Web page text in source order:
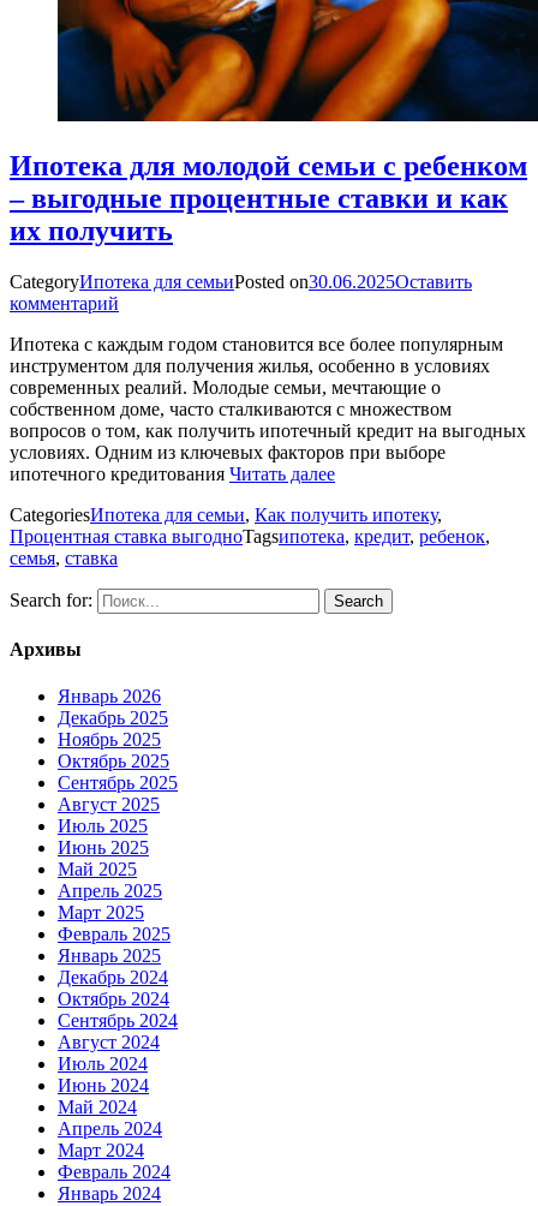
Ипотека для молодой семьи с ребенком
– выгодные процентные ставки и как
их получить
CategoryИпотека для семьиPosted on30.06.2025Оставить
комментарий
Ипотека с каждым годом становится все более популярным
инструментом для получения жилья, особенно в условиях
современных реалий. Молодые семьи, мечтающие о
собственном доме, часто сталкиваются с множеством
вопросов о том, как получить ипотечный кредит на выгодных
условиях. Одним из ключевых факторов при выборе
ипотечного кредитования Читать далее
CategoriesИпотека для семьи, Как получить ипотеку,
Процентная ставка выгодноTagsипотека, кредит, ребенок,
семья, ставка
Search for:
Архивы
Январь 2026
Декабрь 2025
Ноябрь 2025
Октябрь 2025
Сентябрь 2025
Август 2025
Июль 2025
Июнь 2025
Май 2025
Апрель 2025
Март 2025
Февраль 2025
Январь 2025
Декабрь 2024
Октябрь 2024
Сентябрь 2024
Август 2024
Июль 2024
Июнь 2024
Май 2024
Апрель 2024
Март 2024
Февраль 2024
Январь 2024